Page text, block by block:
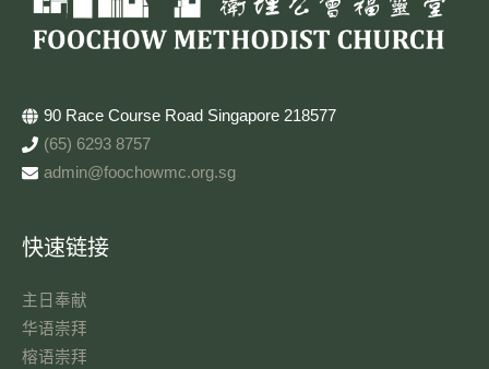
90 Race Course Road Singapore 218577
(65) 6293 8757
admin@foochowmc.org.sg
快速链接
主日奉献​
华语崇拜
榕语崇拜